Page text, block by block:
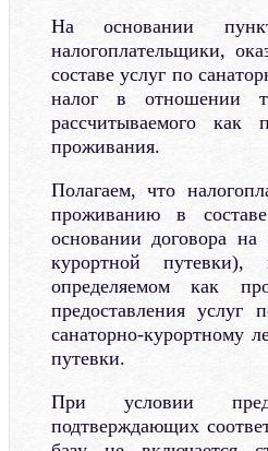
На основании
налогоплательщики,
составе услуг по
налог в отношении
рассчитываемого как
проживания.
Полагаем, что
проживанию в
основании договора на
курортной путевки),
определяемом как
предоставления
санаторно-курортному
путевки.
При условии
подтверждающих